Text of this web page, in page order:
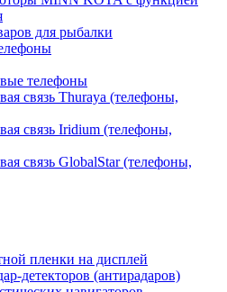
для рыбалки
телефоны
связь Thuraya (телефоны,
связь Iridium (телефоны,
связь GlobalStar (телефоны,
пленки на дисплей
детекторов (антирадаров)